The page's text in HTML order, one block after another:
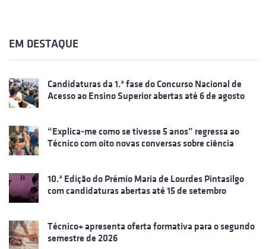
EM DESTAQUE
Candidaturas da 1.ª fase do Concurso Nacional de
Acesso ao Ensino Superior abertas até 6 de agosto
“Explica-me como se tivesse 5 anos” regressa ao
Técnico com oito novas conversas sobre ciência
10.ª Edição do Prémio Maria de Lourdes Pintasilgo
com candidaturas abertas até 15 de setembro
Técnico+ apresenta oferta formativa para o segundo
semestre de 2026